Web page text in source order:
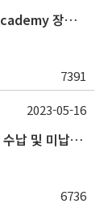
McDonnell International Scholars Academy 장학프로그램 설명회
7391
2023학년도 1학기 등록금 분납 4차(최종) 수납 및 미납자 제적 예정 안내
6736
2023-05-16